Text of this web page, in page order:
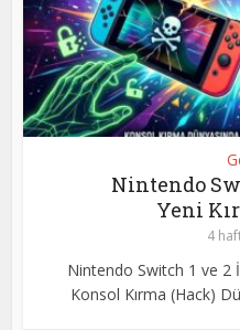
Nintendo
Yeni
4
Nintendo Switch 1 ve 2
Konsol Kırma (Hack)